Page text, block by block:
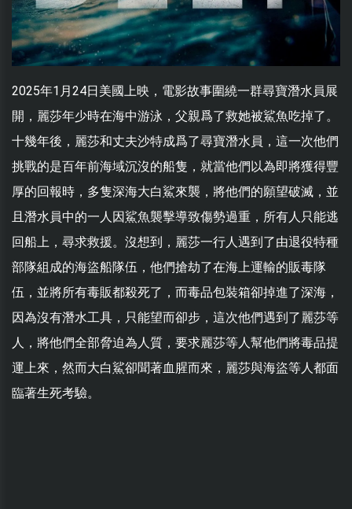
2025年1月24日美國上映，電影故事圍繞一群尋寶潛水員展
開，麗莎年少時在海中游泳，父親爲了救她被鯊魚吃掉了。
十幾年後，麗莎和丈夫沙特成爲了尋寶潛水員，這一次他們
挑戰的是百年前海域沉沒的船隻，就當他們以為即將獲得豐
厚的回報時，多隻深海大白鯊來襲，將他們的願望破滅，並
且潛水員中的一人因鯊魚襲擊導致傷勢過重，所有人只能逃
回船上，尋求救援。沒想到，麗莎一行人遇到了由退役特種
部隊組成的海盜船隊伍，他們搶劫了在海上運輸的販毒隊
伍，並將所有毒販都殺死了，而毒品包裝箱卻掉進了深海，
因為沒有潛水工具，只能望而卻步，這次他們遇到了麗莎等
人，將他們全部脅迫為人質，要求麗莎等人幫他們將毒品提
運上來，然而大白鯊卻聞著血腥而來，麗莎與海盜等人都面
臨著生死考驗。